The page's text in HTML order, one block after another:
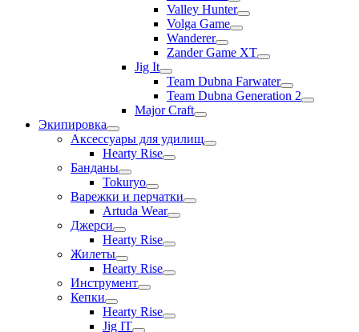
Valley Hunter
Volga Game
Wanderer
Zander Game XT
Jig It
Team Dubna Farwater
Team Dubna Generation 2
Major Craft
Экипировка
Аксессуары для удилищ
Hearty Rise
Банданы
Tokuryo
Варежки и перчатки
Artuda Wear
Джерси
Hearty Rise
Жилеты
Hearty Rise
Инструмент
Кепки
Hearty Rise
Jig IT